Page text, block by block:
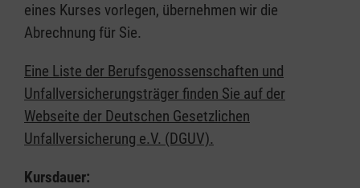
eines Kurses vorlegen, übernehmen wir die
Abrechnung für Sie.
Eine Liste der Berufsgenossenschaften und
Unfallversicherungsträger finden Sie auf der
Webseite der Deutschen Gesetzlichen
Unfallversicherung e.V. (DGUV).
Kursdauer: